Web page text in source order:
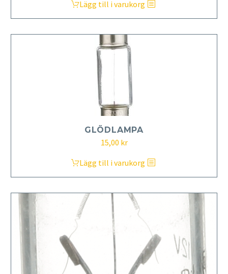
Lägg till i varukorg
GLÖDLAMPA
15,00 kr
Lägg till i varukorg